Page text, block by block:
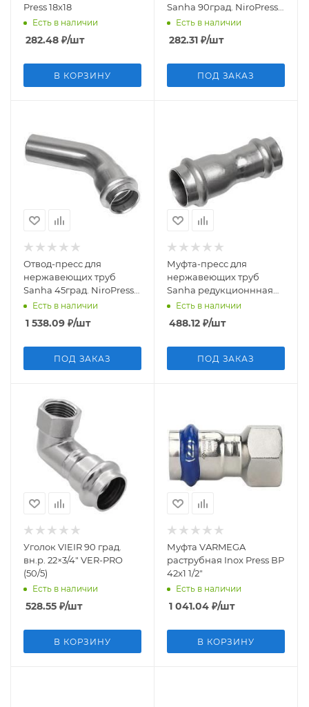
Press 18x18
Есть в наличии
282.48 ₽/шт
В КОРЗИНУ
Sanha 90град. NiroPress
316L ВПр-ВПр, 15
Есть в наличии
282.31 ₽/шт
ПОД ЗАКАЗ
Отвод-пресс для
нержавеющих труб
Sanha 45град. NiroPress
316L ВПр-НПр, 54
Есть в наличии
1 538.09 ₽/шт
ПОД ЗАКАЗ
Муфта-пресс для
нержавеющих труб
Sanha редукционнная
NiroPress 316L ВПр-ВПр,
Есть в наличии
488.12 ₽/шт
ПОД ЗАКАЗ
Уголок VIEIR 90 град.
вн.р. 22×3/4" VER-PRO
(50/5)
Есть в наличии
528.55 ₽/шт
В КОРЗИНУ
Муфта VARMEGA
раструбная Inox Press ВР
42x1 1/2"
Есть в наличии
1 041.04 ₽/шт
В КОРЗИНУ